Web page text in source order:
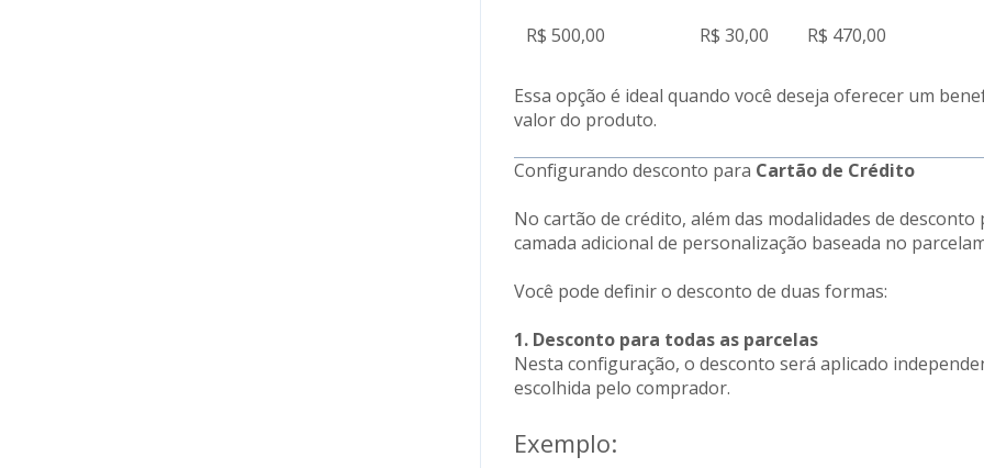
R$ 500,00
R$ 30,00 R$ 470,00
Essa opção é ideal quando você deseja oferecer um
valor do produto.
Configurando desconto para Cartão de Crédito
No cartão de crédito, além das modalidades de
camada adicional de personalização baseada no
Você pode definir o desconto de duas formas:
1. Desconto para todas as parcelas
Nesta configuração, o desconto será aplicado
escolhida pelo comprador.
Exemplo: